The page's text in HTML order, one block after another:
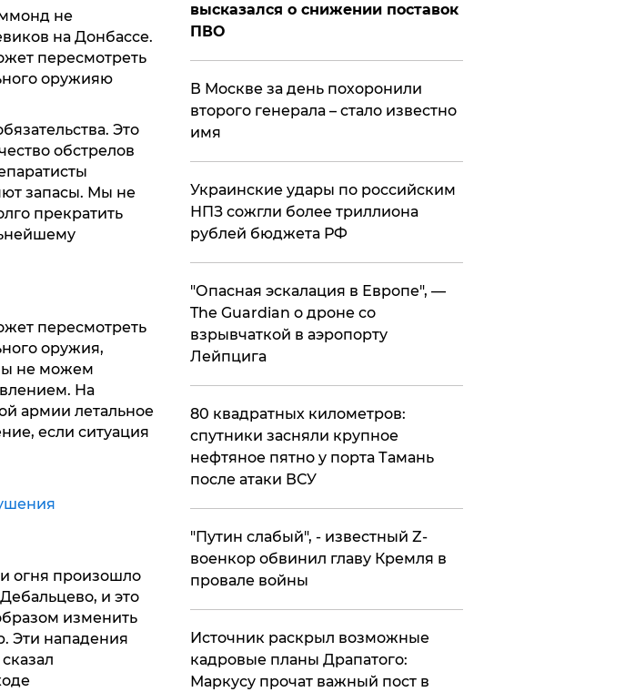
не
на Донбассе.
пересмотреть
оружияю
Это
обстрелов
запасы. Мы не
прекратить
пересмотреть
оружия,
не можем
На
армии летальное
если ситуация
огня произошло
и это
изменить
Эти нападения
высказался о снижении поставок
ПВО
В Москве за день похоронили
второго генерала – стало известно
имя
Украинские удары по российским
НПЗ сожгли более триллиона
рублей бюджета РФ
"Опасная эскалация в Европе", —
The Guardian о дроне со
взрывчаткой в аэропорту
Лейпцига
80 квадратных километров:
спутники засняли крупное
нефтяное пятно у порта Тамань
после атаки ВСУ
​"Путин слабый", - известный Z-
военкор обвинил главу Кремля в
провале войны
​Источник раскрыл возможные
кадровые планы Драпатого:
Маркусу прочат важный пост в